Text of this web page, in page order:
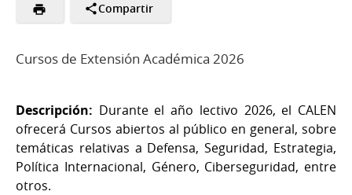
Compartir
Cursos de Extensión Académica 2026
Descripción: Durante el año lectivo 2026, el CALEN
ofrecerá Cursos abiertos al público en general, sobre
temáticas relativas a Defensa, Seguridad, Estrategia,
Política Internacional, Género, Ciberseguridad, entre
otros.